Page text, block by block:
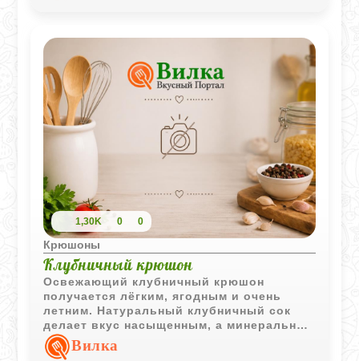
1,30K 0 0
Крюшоны
Клубничный крюшон
Освежающий клубничный крюшон
получается лёгким, ягодным и очень
летним. Натуральный клубничный сок
делает вкус насыщенным, а минеральная
вода добавляет напитку приятную
свежесть и лёгкую игристость.
Вилка